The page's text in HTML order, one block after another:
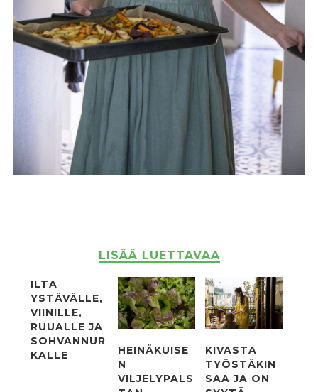
LISÄÄ LUETTAVAA
ILTA
YSTÄVÄLLE,
VIINILLE,
RUUALLE JA
SOHVANNUR
KALLE
HEINÄKUISE
N
VILJELYPALS
KIVASTA
TYÖSTÄKIN
SAA JA ON